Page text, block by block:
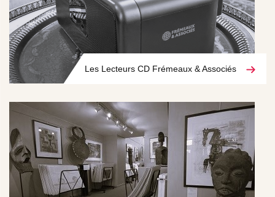
Les Lecteurs CD Frémeaux & Associés